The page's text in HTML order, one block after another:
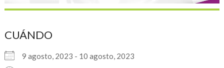
CUÁNDO
9 agosto, 2023 - 10 agosto, 2023